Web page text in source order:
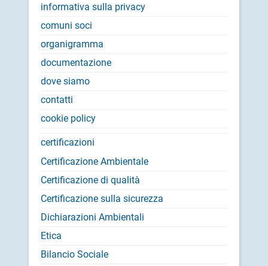
informativa sulla privacy
comuni soci
organigramma
documentazione
dove siamo
contatti
cookie policy
certificazioni
Certificazione Ambientale
Certificazione di qualità
Certificazione sulla sicurezza
Dichiarazioni Ambientali
Etica
Bilancio Sociale